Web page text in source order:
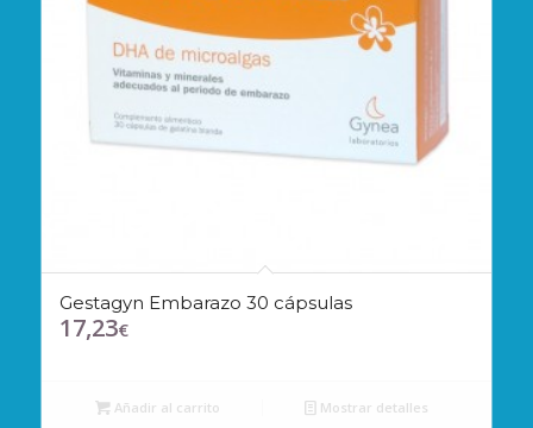
Gestagyn Embarazo 30 cápsulas
17,23€
Añadir al carrito Mostrar detalles